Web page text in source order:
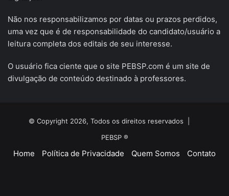
Não nos responsabilizamos por datas ou prazos perdidos,
uma vez que é de responsabilidade do candidato/usuário a
leitura completa dos editais de seu interesse.
O usuário fica ciente que o site PEBSP.com é um site de
divulgação de conteúdo destinado à professores.
© Copyright 2026, Todos os direitos reservados |
PEBSP ®
Home Política de Privacidade Quem Somos Contato